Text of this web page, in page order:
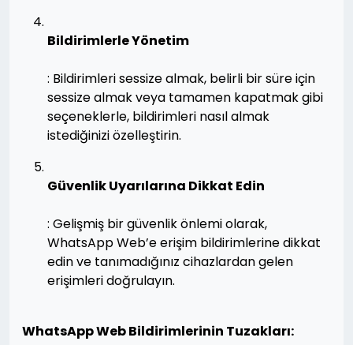
Bildirimlerle Yönetim
: Bildirimleri sessize almak, belirli bir süre için
sessize almak veya tamamen kapatmak gibi
seçeneklerle, bildirimleri nasıl almak
istediğinizi özelleştirin.
Güvenlik Uyarılarına Dikkat Edin
: Gelişmiş bir güvenlik önlemi olarak,
WhatsApp Web’e erişim bildirimlerine dikkat
edin ve tanımadığınız cihazlardan gelen
erişimleri doğrulayın.
WhatsApp Web Bildirimlerinin Tuzakları: